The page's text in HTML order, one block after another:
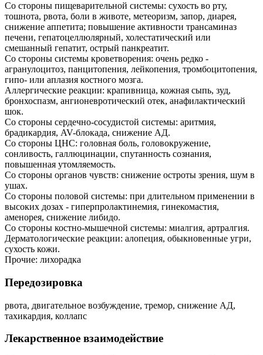
Со стороны пищеварительной системы: сухость во рту,
тошнота, рвота, боли в животе, метеоризм, запор, диарея,
снижение аппетита; повышение активности трансаминаз
печени, гепатоцеллюлярный, холестатический или
смешанный гепатит, острый панкреатит.
Со стороны системы кроветворения: очень редко -
агранулоцитоз, панцитопения, лейкопения, тромбоцитопения,
гипо- или аплазия костного мозга.
Аллергические реакции: крапивница, кожная сыпь, зуд,
бронхоспазм, ангионевротический отек, анафилактический
шок.
Со стороны сердечно-сосудистой системы: аритмия,
брадикардия, AV-блокада, снижение АД.
Со стороны ЦНС: головная боль, головокружение,
сонливость, галлюцинации, спутанность сознания,
повышенная утомляемость.
Со стороны органов чувств: снижение остроты зрения, шум в
ушах.
Со стороны половой системы: при длительном применении в
высоких дозах - гиперпролактинемия, гинекомастия,
аменорея, снижение либидо.
Со стороны костно-мышечной системы: миалгия, артралгия.
Дерматологические реакции: алопеция, обыкновенные угри,
сухость кожи.
Прочие: лихорадка
Передозировка
рвота, двигательное возбуждение, тремор, снижение АД,
тахикардия, коллапс
Лекарственное взаимодействие